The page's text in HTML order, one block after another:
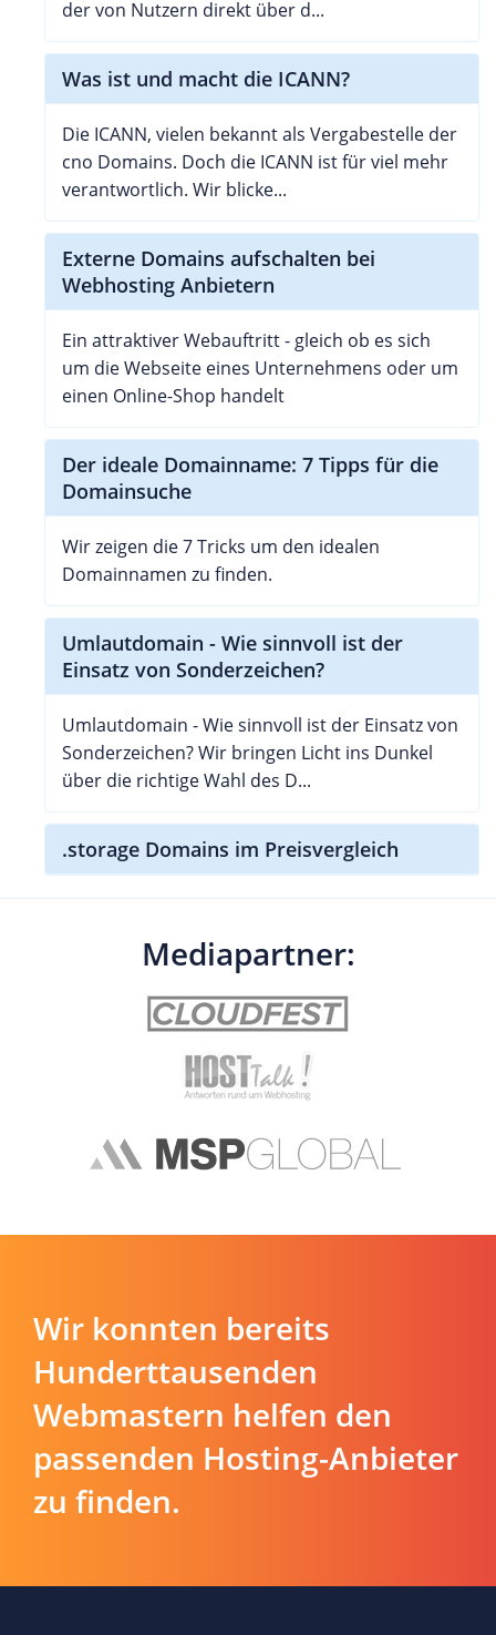
der von Nutzern direkt über d...
Was ist und macht die ICANN?
Die ICANN, vielen bekannt als Vergabestelle der
cno Domains. Doch die ICANN ist für viel mehr
verantwortlich. Wir blicke...
Externe Domains aufschalten bei
Webhosting Anbietern
Ein attraktiver Webauftritt - gleich ob es sich
um die Webseite eines Unternehmens oder um
einen Online-Shop handelt
Der ideale Domainname: 7 Tipps für die
Domainsuche
Wir zeigen die 7 Tricks um den idealen
Domainnamen zu finden.
Umlautdomain - Wie sinnvoll ist der
Einsatz von Sonderzeichen?
Umlautdomain - Wie sinnvoll ist der Einsatz von
Sonderzeichen? Wir bringen Licht ins Dunkel
über die richtige Wahl des D...
.storage Domains im Preisvergleich
Mediapartner:
Wir konnten bereits
Hunderttausenden
Webmastern helfen den
passenden Hosting-Anbieter
zu finden.